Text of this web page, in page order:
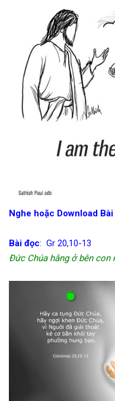
Nghe hoặc Download
Bài đọc: Gr 20,10-13
Đức Chúa hằng ở bên